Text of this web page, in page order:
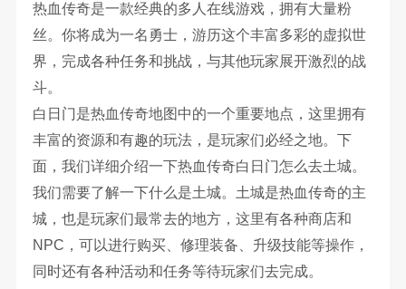
热血传奇是一款经典的多人在线游戏，拥有大量粉
丝。你将成为一名勇士，游历这个丰富多彩的虚拟世
界，完成各种任务和挑战，与其他玩家展开激烈的战
斗。
白日门是热血传奇地图中的一个重要地点，这里拥有
丰富的资源和有趣的玩法，是玩家们必经之地。下
面，我们详细介绍一下热血传奇白日门怎么去土城。
我们需要了解一下什么是土城。土城是热血传奇的主
城，也是玩家们最常去的地方，这里有各种商店和
NPC，可以进行购买、修理装备、升级技能等操作，
同时还有各种活动和任务等待玩家们去完成。